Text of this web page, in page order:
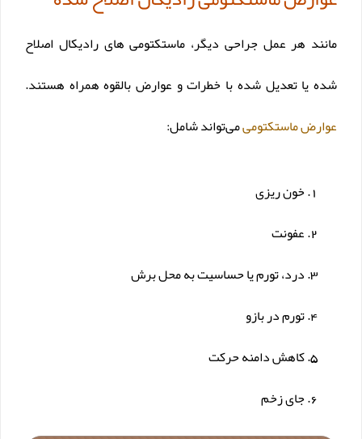
مانند هر عمل جراحی دیگر، ماستکتومی های رادیکال اصلاح
شده یا تعدیل شده با خطرات و عوارض بالقوه همراه هستند.
عوارض ماستکتومیمی‌تواند شامل:
خون ریزی
عفونت
درد، تورم یا حساسیت به محل برش
تورم در بازو
کاهش دامنه حرکت
جای زخم